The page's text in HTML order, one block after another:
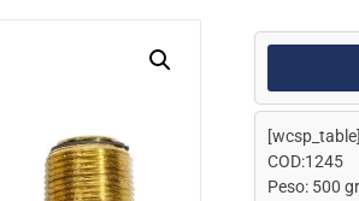
[wcsp_table]
COD:1245
Peso: 500